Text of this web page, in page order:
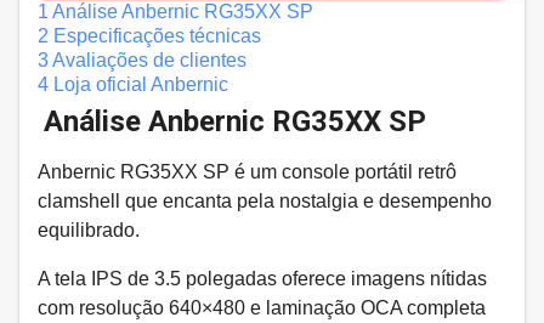
1Análise Anbernic RG35XX SP
2 Especificações técnicas
3Avaliações de clientes
4 Loja oficial Anbernic
Análise Anbernic RG35XX SP
Anbernic RG35XX SP é um console portátil retrô
clamshell que encanta pela nostalgia e desempenho
equilibrado.
A tela IPS de 3.5 polegadas oferece imagens nítidas
com resolução 640×480 e laminação OCA completa